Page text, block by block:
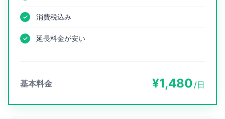
消費税込み
延長料金が安い
基本料金 ¥1,480/日